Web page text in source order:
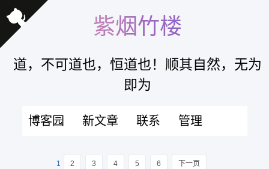
紫烟竹楼
道，不可道也，恒道也！顺其自然，无为
即为
博客园 新文章 联系 管理
1 2 3 4 5 6 下一页